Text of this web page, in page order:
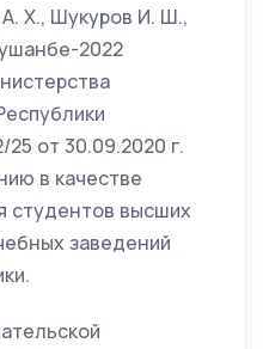
Х., Шукуров И. Ш.,
2022
от 30.09.2020 г.
в качестве
студентов высших
заведений